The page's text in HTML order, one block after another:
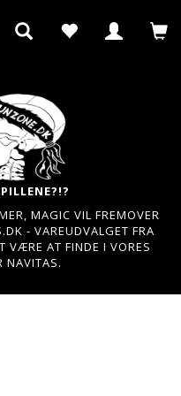
MAGIC VIL FREMOVER
- VAREUDVALGET FRA
VÆRE AT FINDE I VORES
NAVITAS.